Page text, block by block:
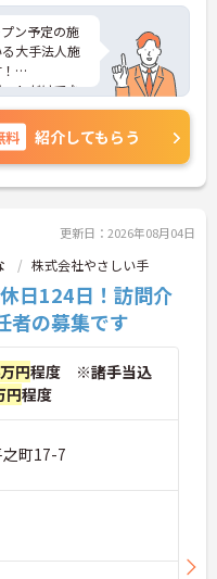
ン予定の施
大手法人施
トだけでな
魅力で、一
を大切にさ
、業務に不
りがいのあ
対策ポイン
料 紹介してもらう
更新日：2026年08月04日
株式会社やさしい手
日124日！訪問介
者の募集です
円程度 ※諸手当込
円程度
之町17-7